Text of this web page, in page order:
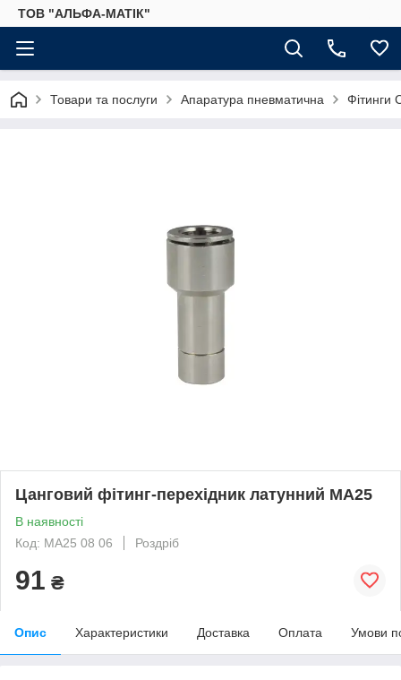
ТОВ "АЛЬФА-МАТІК"
Товари та послуги Апаратура пневматична Фітинги
Цанговий фітинг-перехідник латунний MA25
В наявності
Код: MA25 08 06
Роздріб
91 ₴
Опис Характеристики Доставка Оплата Умови